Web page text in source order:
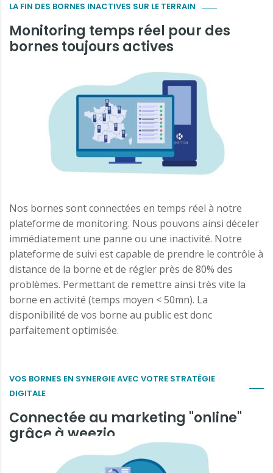
LA FIN DES BORNES INACTIVES SUR LE TERRAIN
Monitoring temps réel pour des
bornes toujours actives
Nos bornes sont connectées en temps réel à notre
plateforme de monitoring. Nous pouvons ainsi déceler
immédiatement une panne ou une inactivité. Notre
plateforme de suivi est capable de prendre le contrôle à
distance de la borne et de régler près de 80% des
problèmes. Permettant de remettre ainsi très vite la
borne en activité (temps moyen < 50mn). La
disponibilité de vos borne au public est donc
parfaitement optimisée.
VOS BORNES EN SYNERGIE AVEC VOTRE STRATÉGIE
DIGITALE
Connectée au marketing "online"
grâce à weezio